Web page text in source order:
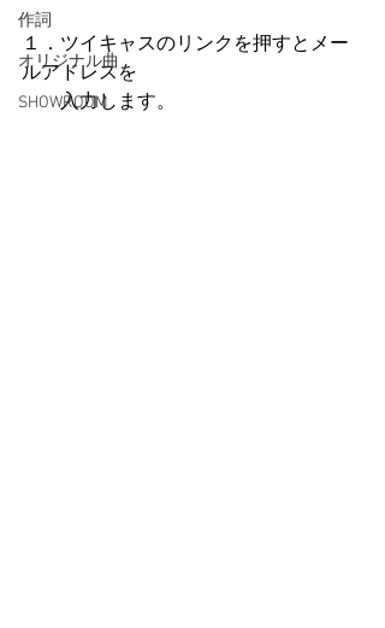
作詞
オリジナル曲
SHOWROOM
１．ツイキャスのリンクを押すとメー
ルアドレスを
入力します。